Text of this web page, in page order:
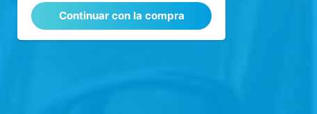
Continuar con la compra